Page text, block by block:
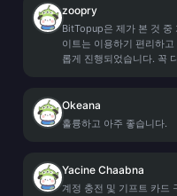
zoopry
BitTopup은 제가 본 것 중
이트는 이용하기 편리하
롭게 진행되었습니다. 꼭
Okeana
훌륭하고 아주 좋습니다.
Yacine Chaabna
계정 충전 및 기프트 카드